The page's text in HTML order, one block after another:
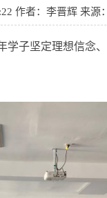
作者：李晋辉 来源
子坚定理想信念